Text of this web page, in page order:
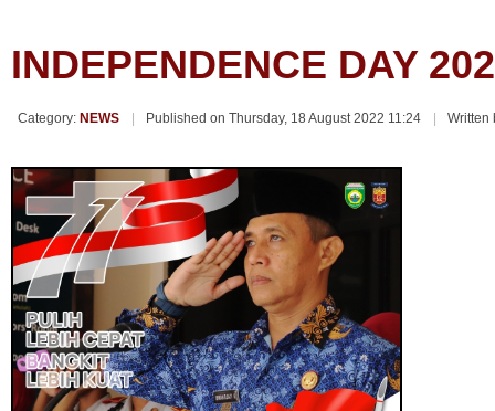
INDEPENDENCE DAY
Category: NEWS Published on Thursday, 18 August 2022 11:24 Written